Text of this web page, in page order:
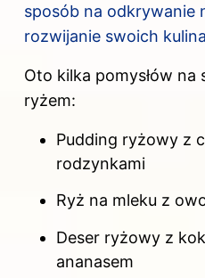
sposób na odkrywanie
rozwijanie swoich
Oto kilka pomysłów na
ryżem:
Pudding ryżowy z
rodzynkami
Ryż na mleku z
Deser ryżowy z
ananasem